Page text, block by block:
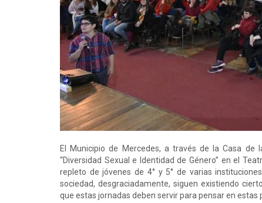
El Municipio de Mercedes, a través de la Casa de
“Diversidad Sexual e Identidad de Género” en el
repleto de jóvenes de 4° y 5° de varias
sociedad, desgraciadamente, siguen existiendo
que estas jornadas deben servir para pensar en estas